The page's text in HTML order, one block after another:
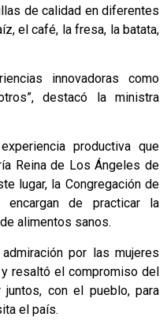
de calidad en diferentes
el café, la fresa, la batata,
innovadoras como
destacó la ministra
productiva que
Reina de Los Ángeles de
lugar, la Congregación de
encargan de practicar la
alimentos sanos.
por las mujeres
resaltó el compromiso del
juntos, con el pueblo, para
el país.